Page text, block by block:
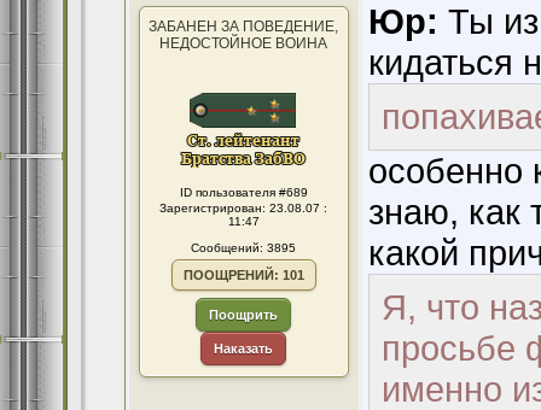
ЗАБАНЕН ЗА ПОВЕДЕНИЕ,
НЕДОСТОЙНОЕ ВОИНА
ID пользователя #689
Зарегистрирован: 23.08.07 :
11:47
Сообщений: 3895
ПООЩРЕНИЙ: 101
Поощрить
Наказать
Юр: Ты
кидаться
особенно
знаю, как
какой
Я, что
просьбе
именно